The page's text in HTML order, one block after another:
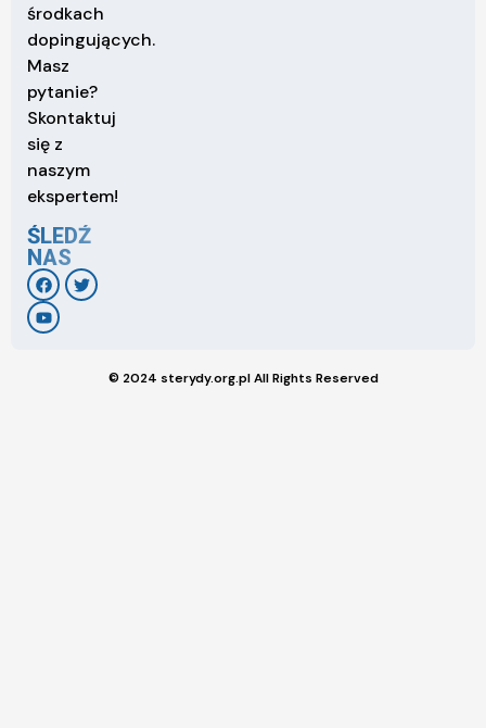
środkach
dopingujących.
Masz
pytanie?
Skontaktuj
się z
naszym
ekspertem!
ŚLEDŹ
NAS
© 2024 sterydy.org.pl All Rights Reserved